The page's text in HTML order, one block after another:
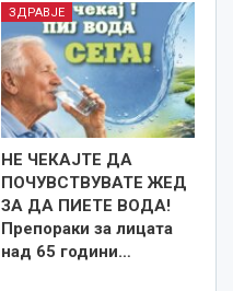
ЗДРАВЈЕ
НЕ ЧЕКАЈТЕ ДА
ПОЧУВСТВУВАТЕ ЖЕД
ЗА ДА ПИЕТЕ ВОДА!
Препораки за лицата
над 65 години…